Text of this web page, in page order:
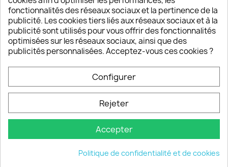
Un SAV à votre écoute
Notre SAV est disponible 6/7J de 10h à 18H
keyboard_arrow_down
fonctionnalités des réseaux sociaux et la pertinence de la
publicité. Les cookies tiers liés aux réseaux sociaux et à la
publicité sont utilisés pour vous offrir des fonctionnalités
optimisées sur les réseaux sociaux, ainsi que des
publicités personnalisées. Acceptez-vous ces cookies ?
Configurer
Rejeter
Accepter
Politique de confidentialité et de cookies